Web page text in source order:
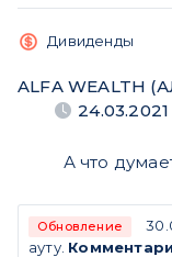
Дивиденды
ALFA WEALTH
24.03.2021
А что
Обновление
ауту.